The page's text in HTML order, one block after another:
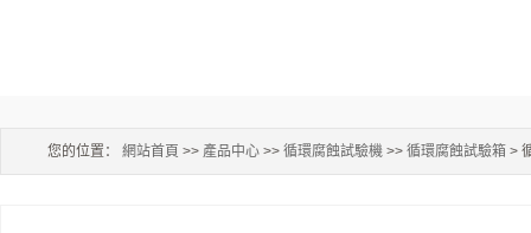
您的位置： 網站首頁 >> 產品中心 >> 循環腐蝕試驗機 >> 循環腐蝕試驗箱 >